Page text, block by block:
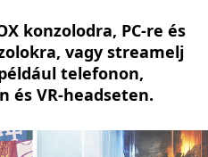
konzolodra, PC-re és
vagy streamelj
telefonon,
és VR-headseten.